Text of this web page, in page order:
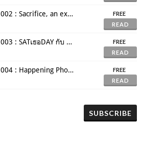
ใครไม่ไป (ฉัน)พาไป 002 : Sacrifice, an exhibition by Nakrob Moonmanas
FREE
READ
ใครไม่ไป (ฉัน)พาไป 003 : SATเธอDAY กับ ปอ เปรมสำราญ
FREE
READ
ใครไม่ไป (ฉัน)พาไป 004 : Happening Photo Culture: Japanese Photo Talk
FREE
READ
SUBSCRIBE